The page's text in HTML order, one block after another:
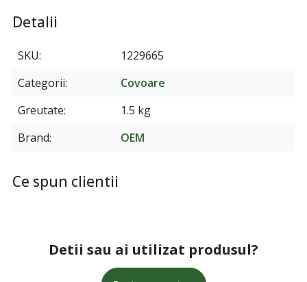
Detalii
SKU
1229665
Categorii
Covoare
Greutate
1.5 kg
Brand
OEM
Ce spun clientii
Detii sau ai utilizat produsul?